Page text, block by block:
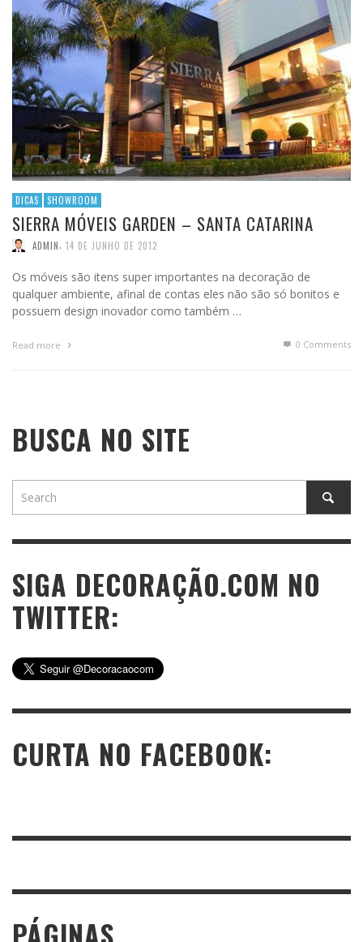
DICAS SHOWROOM
SIERRA MÓVEIS GARDEN – SANTA CATARINA
ADMIN 14 DE JUNHO DE 2012
Os móveis são itens super importantes na decoração de
qualquer ambiente, afinal de contas eles não são só bonitos e
possuem design inovador como também …
Read more 0 Comments
BUSCA NO SITE
SIGA DECORAÇÃO.COM NO
TWITTER:
CURTA NO FACEBOOK: